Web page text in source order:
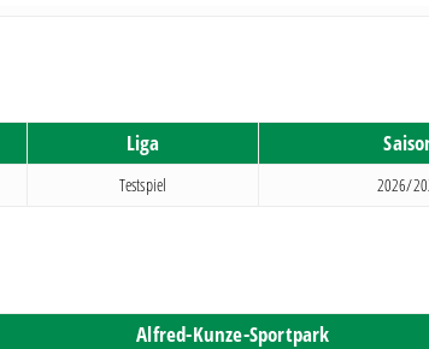
Liga
Testspiel 2026/
Alfred-Kunze-Sportpark